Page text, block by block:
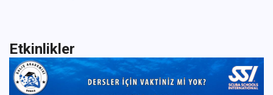
Etkinlikler